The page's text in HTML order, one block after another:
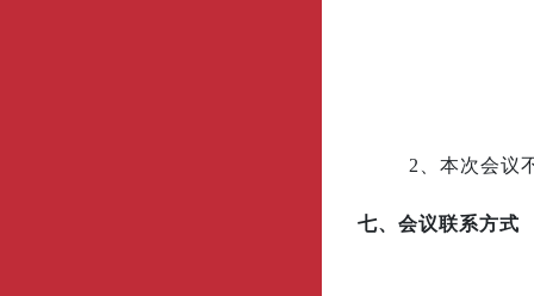
2、本次会议
七、会议联系方式